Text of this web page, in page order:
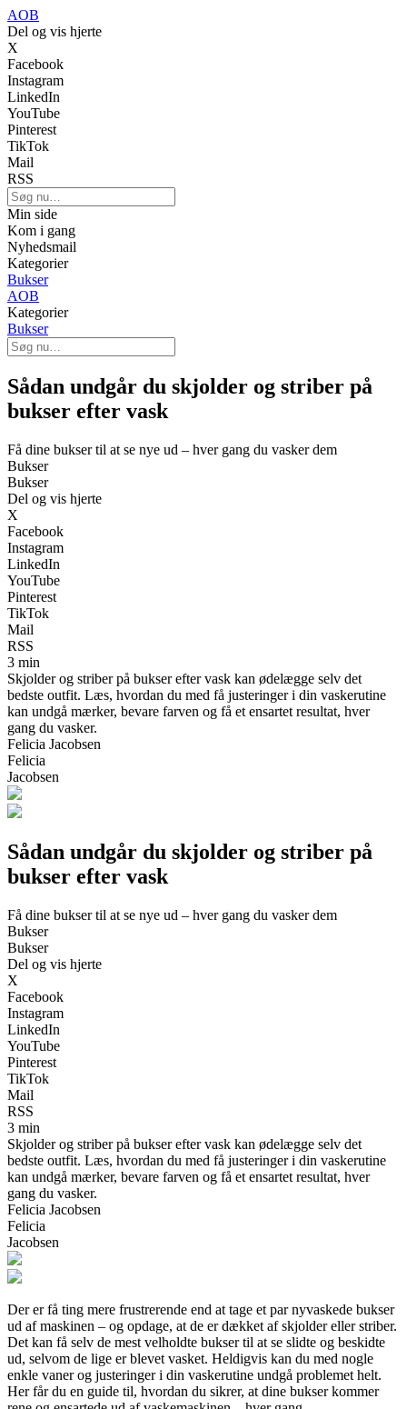
AOB
Del og vis hjerte
X
Facebook
Instagram
LinkedIn
YouTube
Pinterest
TikTok
Mail
RSS
Min side
Kom i gang
Nyhedsmail
Kategorier
Bukser
AOB
Kategorier
Bukser
Sådan undgår du skjolder og striber på
bukser efter vask
Få dine bukser til at se nye ud – hver gang du vasker dem
Bukser
Bukser
Del og vis hjerte
X
Facebook
Instagram
LinkedIn
YouTube
Pinterest
TikTok
Mail
RSS
3 min
Skjolder og striber på bukser efter vask kan ødelægge selv det
bedste outfit. Læs, hvordan du med få justeringer i din vaskerutine
kan undgå mærker, bevare farven og få et ensartet resultat, hver
gang du vasker.
Felicia Jacobsen
Felicia
Jacobsen
Sådan undgår du skjolder og striber på
bukser efter vask
Få dine bukser til at se nye ud – hver gang du vasker dem
Bukser
Bukser
Del og vis hjerte
X
Facebook
Instagram
LinkedIn
YouTube
Pinterest
TikTok
Mail
RSS
3 min
Skjolder og striber på bukser efter vask kan ødelægge selv det
bedste outfit. Læs, hvordan du med få justeringer i din vaskerutine
kan undgå mærker, bevare farven og få et ensartet resultat, hver
gang du vasker.
Felicia Jacobsen
Felicia
Jacobsen
Der er få ting mere frustrerende end at tage et par nyvaskede bukser
ud af maskinen – og opdage, at de er dækket af skjolder eller striber.
Det kan få selv de mest velholdte bukser til at se slidte og beskidte
ud, selvom de lige er blevet vasket. Heldigvis kan du med nogle
enkle vaner og justeringer i din vaskerutine undgå problemet helt.
Her får du en guide til, hvordan du sikrer, at dine bukser kommer